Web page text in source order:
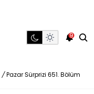
9
/ Pazar Sürprizi 651. Bölüm